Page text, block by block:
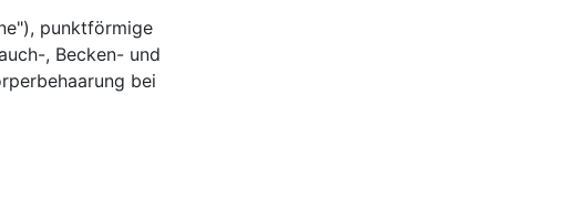
punktförmige
, Becken- und
bei